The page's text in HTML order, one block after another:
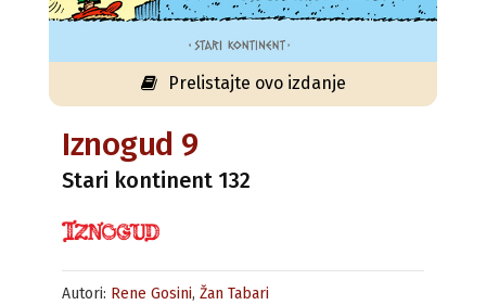
Prelistajte ovo izdanje
Iznogud 9
Stari kontinent 132
Autori: Rene Gosini, Žan Tabari